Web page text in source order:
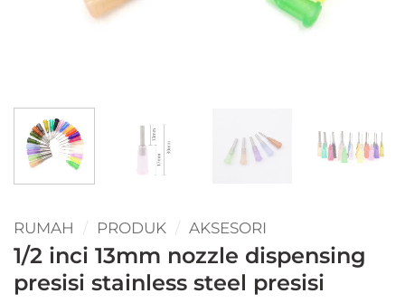
RUMAH / PRODUK / AKSESORI
1/2 inci 13mm nozzle dispensing
presisi stainless steel presisi